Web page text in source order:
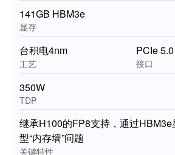
141GB HBM3e
显存
台积电4nm
工艺
PCIe
接口
350W
TDP
继承H100的FP8支持，通过HBM3e
型“内存墙”问题
关键特性